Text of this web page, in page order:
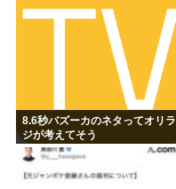
8.6秒バズーカのネタってオリラ
ジが考えてそう